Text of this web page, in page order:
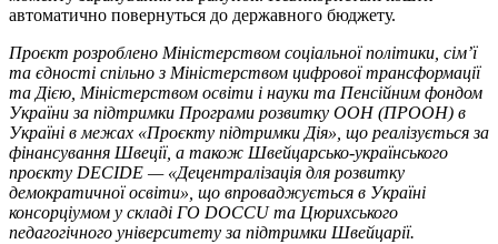
автоматично повернуться до державного бюджету.
Проєкт розроблено Міністерством соціальної політики, сім’ї
та єдності спільно з Міністерством цифрової трансформації
та Дією, Міністерством освіти і науки та Пенсійним фондом
України за підтримки Програми розвитку ООН (ПРООН) в
Україні в межах «Проєкту підтримки Дія», що реалізується за
фінансування Швеції, а також Швейцарсько-українського
проєкту DECIDE — «Децентралізація для розвитку
демократичної освіти», що впроваджується в Україні
консорціумом у складі ГО DOCCU та Цюрихського
педагогічного університету за підтримки Швейцарії.